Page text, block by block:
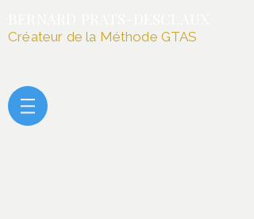
Créateur de la Méthode GTAS